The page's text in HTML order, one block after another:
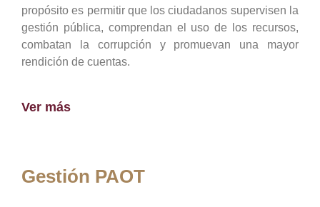
propósito es permitir que los ciudadanos supervisen la
gestión pública, comprendan el uso de los recursos,
combatan la corrupción y promuevan una mayor
rendición de cuentas.
Ver más
Gestión PAOT